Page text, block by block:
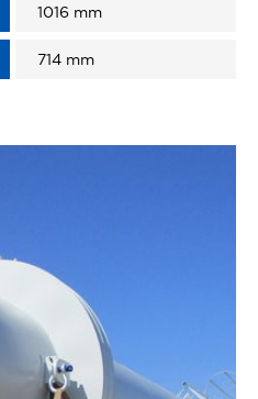
1016 mm
714 mm